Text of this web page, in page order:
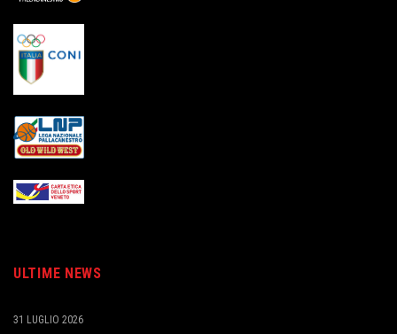
ULTIME NEWS
31 LUGLIO 2026